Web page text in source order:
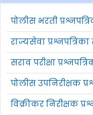
पोलीस भरती
राज्यसेवा
सराव परीक्षा
पोलीस उपनिरीक्षक
विक्रीकर निरीक्षक